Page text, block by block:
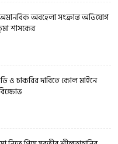
অবহেলা সংক্রান্ত অভিযোগ
শাসকের
ও চাকরির দাবিতে কোল মাইনে